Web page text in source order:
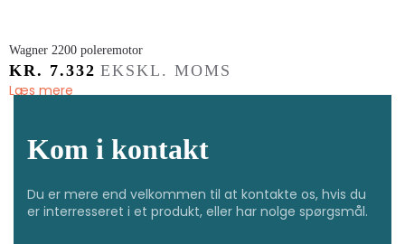
​Wagner 2200 poleremotor
KR. 7.332 EKSKL. MOMS
Læs mere
Kom i kontakt
Du er mere end velkommen til at kontakte os, hvis du
er interresseret i et produkt, eller har nolge spørgsmål.